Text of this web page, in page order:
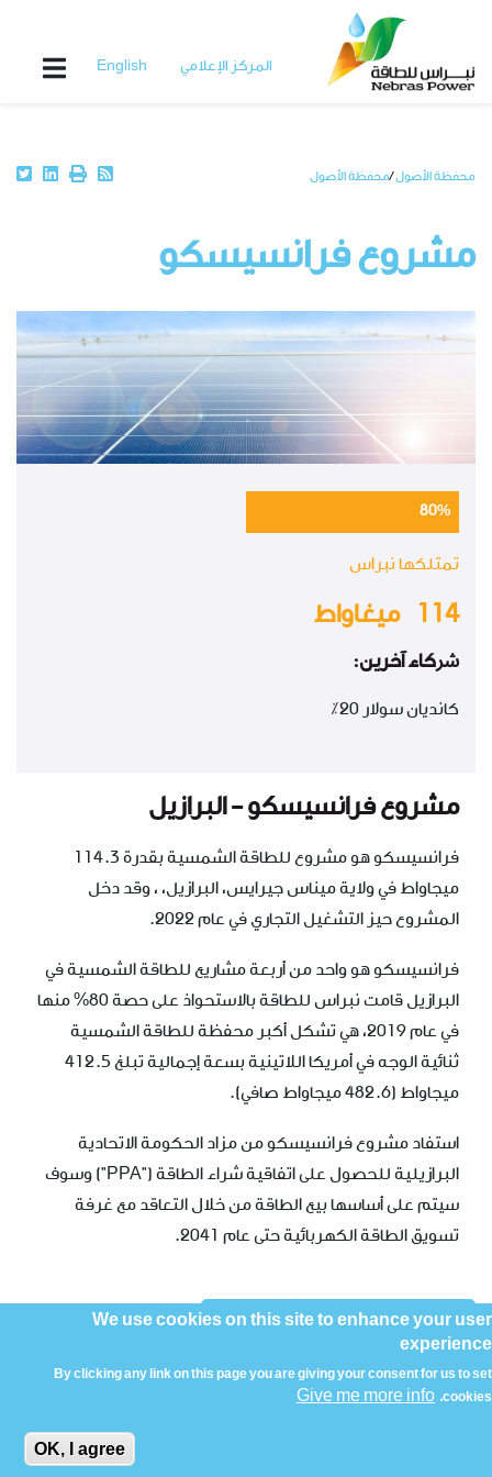
main
content
المركز الإعلامي English
Breadcrumb
محفظة الأصول محفظة الأصول
مشروع فرانسيسكو
80%
تمتلكها نبراس
114 ميغاواط
ﴍﻛﺎء آﺧﺮﻳﻦ:
كانديان سولار 20٪
مشروع فرانسيسكو - البرازيل
فرانسيسكو هو مشروع للطاقة الشمسية بقدرة 114.3
ميجاواط في ولاية ميناس جيرايس، البرازيل، ، وقد دخل
المشروع حيز التشغيل التجاري في عام 2022.
فرانسيسكو هو واحد من أربعة مشاريع للطاقة الشمسية في
البرازيل قامت نبراس للطاقة بالاستحواذ على حصة 80% منها
في عام 2019، هي تشكل أكبر محفظة للطاقة الشمسية
ثنائية الوجه في أمريكا اللاتينية بسعة إجمالية تبلغ 412.5
ميجاواط (482.6 ميجاواط صافي).
استفاد مشروع فرانسيسكو من مزاد الحكومة الاتحادية
البرازيلية للحصول على اتفاقية شراء الطاقة ("PPA") وسوف
سيتم على أساسها بيع الطاقة من خلال التعاقد مع غرفة
تسويق الطاقة الكهربائية حتى عام 2041.
الرجوع الى الأصول
We use cookies on this site to enhance your user
experience
By clicking any link on this page you are giving your consent for us to set
cookies.
Give me more info
OK, I agree